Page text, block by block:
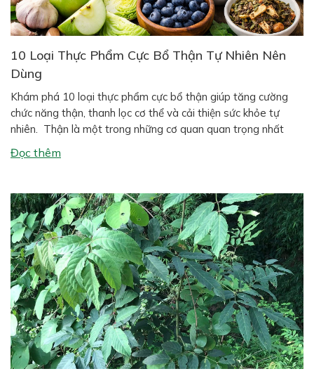
10 Loại Thực Phẩm Cực Bổ Thận Tự Nhiên Nên
Dùng
Khám phá 10 loại thực phẩm cực bổ thận giúp tăng cường
chức năng thận, thanh lọc cơ thể và cải thiện sức khỏe tự
nhiên. Thận là một trong những cơ quan quan trọng nhất
đào thải độc tố, cân bằng […]
Đọc thêm